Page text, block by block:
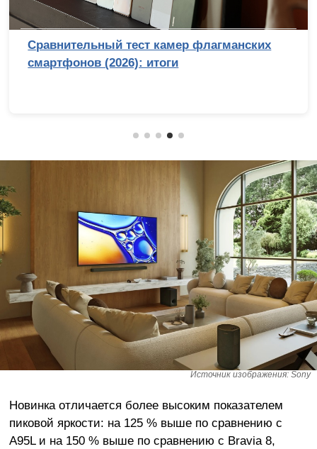
Сравнительный тест камер флагманских
смартфонов (2026): итоги
Источник изображения: Sony
Новинка отличается более высоким показателем
пиковой яркости: на 125 % выше по сравнению с
A95L и на 150 % выше по сравнению с Bravia 8,